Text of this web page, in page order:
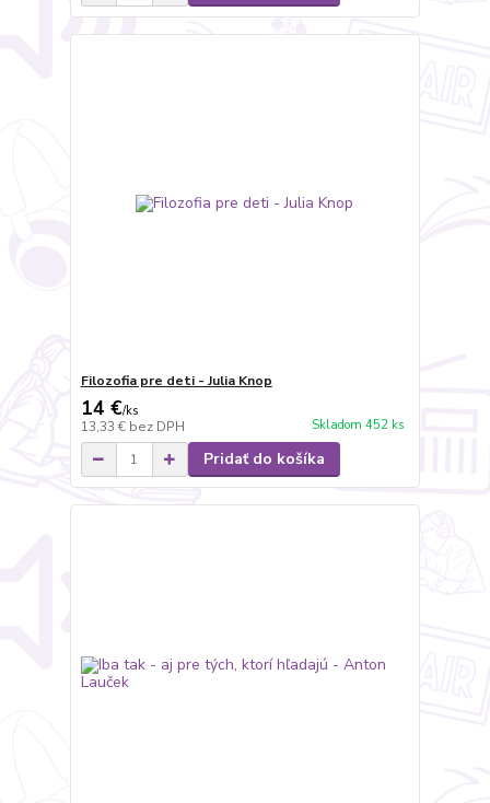
Filozofia pre deti - Julia Knop
14 €/ks
13,33 € bez DPH Skladom 452 ks
Pridať do košíka